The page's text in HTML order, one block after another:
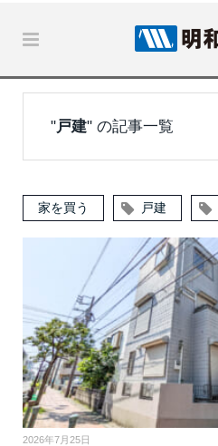
"戸建" の記事一覧
家を買う 戸建
2026年7月25日